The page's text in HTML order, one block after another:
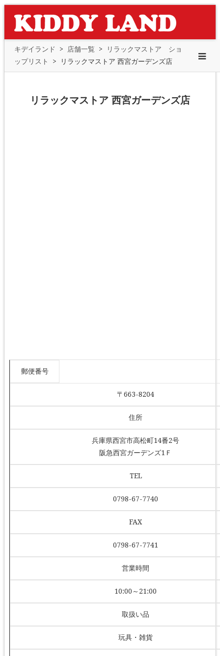
キデイランド > 店舗一覧 >
リラックマストア ショ
ップリスト
> リラックマストア 西宮ガーデンズ店
リラックマストア 西宮ガーデンズ店
郵便番号
〒663-8204
住所
兵庫県西宮市高松町14番2号
阪急西宮ガーデンズ1Ｆ
TEL
0798-67-7740
FAX
0798-67-7741
営業時間
10:00～21:00
取扱い品
玩具・雑貨